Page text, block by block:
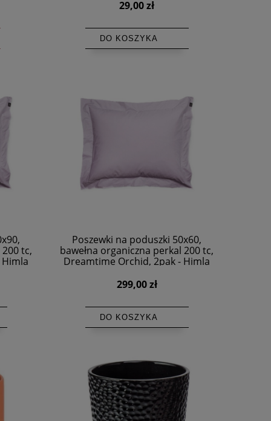
29,00 zł
DO KOSZYKA
tc,
Poszewki na poduszki 50x60,
bawełna organiczna perkal 200 tc,
Dreamtime Orchid, 2pak - Himla
299,00 zł
DO KOSZYKA